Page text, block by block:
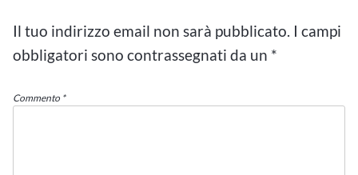
Il tuo indirizzo email non sarà pubblicato. I campi
obbligatori sono contrassegnati da un *
Commento *